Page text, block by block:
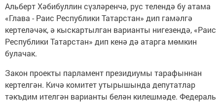
Альберт Хәбибуллин сүзләренчә, рус телендә бу атама
«Глава - Раис Республики Татарстан» дип гамәлгә
кертеләчәк, ә кыскартылган варианты нигезендә, «Раис
Республики Татарстан» дип кенә дә атарга мөмкин
булачак.
Закон проекты парламент президиумы тарафыннан
кертелгән. Кичә комитет утырышында депутатлар
тәкъдим ителгән варианты белән килешмәде. Федераль